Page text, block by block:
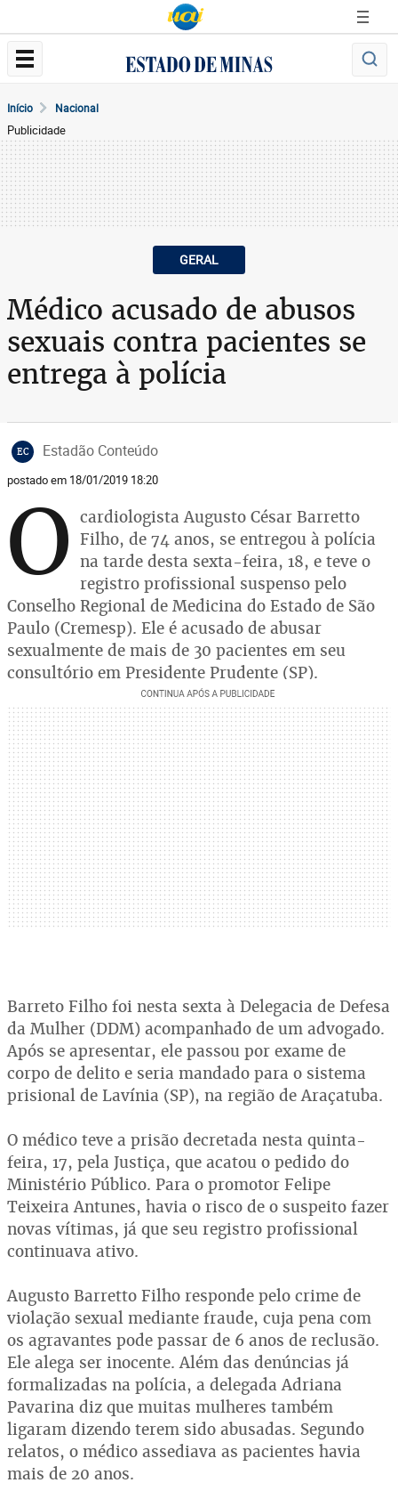
Início Nacional
Publicidade
GERAL
Médico acusado de abusos
sexuais contra pacientes se
entrega à polícia
EC Estadão Conteúdo
postado em 18/01/2019 18:20
O cardiologista Augusto César Barretto
Filho, de 74 anos, se entregou à polícia
na tarde desta sexta-feira, 18, e teve o
registro profissional suspenso pelo
Conselho Regional de Medicina do Estado de São
Paulo (Cremesp). Ele é acusado de abusar
sexualmente de mais de 30 pacientes em seu
consultório em Presidente Prudente (SP).
Barreto Filho foi nesta sexta à Delegacia de Defesa
da Mulher (DDM) acompanhado de um advogado.
Após se apresentar, ele passou por exame de
corpo de delito e seria mandado para o sistema
prisional de Lavínia (SP), na região de Araçatuba.
O médico teve a prisão decretada nesta quinta-
feira, 17, pela Justiça, que acatou o pedido do
Ministério Público. Para o promotor Felipe
Teixeira Antunes, havia o risco de o suspeito fazer
novas vítimas, já que seu registro profissional
continuava ativo.
Augusto Barretto Filho responde pelo crime de
violação sexual mediante fraude, cuja pena com
os agravantes pode passar de 6 anos de reclusão.
Ele alega ser inocente. Além das denúncias já
formalizadas na polícia, a delegada Adriana
Pavarina diz que muitas mulheres também
ligaram dizendo terem sido abusadas. Segundo
relatos, o médico assediava as pacientes havia
mais de 20 anos.